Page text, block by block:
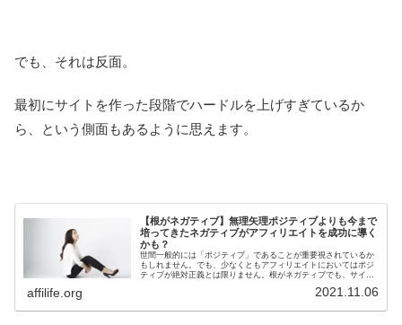
でも、それは反面。
最初にサイトを作った段階でハードルを上げすぎているか
ら、という側面もあるように思えます。
【根がネガティブ】無理矢理ポジティブよりも今まで
培ってきたネガティブがアフィリエイトを成功に導く
かも？
世間一般的には「ポジティブ」であることが重要視されているか
もしれません。でも、少なくともアフィリエイトにおいてはポジ
ティブが絶対正義とは限りません。根がネガティブでも、サイト
ん。そんなネガティブの重要性について書いていきます。
affilife.org 2021.11.06